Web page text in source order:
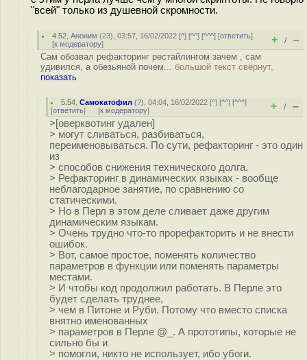
"всей" только из душевной скромности.
4.52 ,Аноним (23), 03:57, 16/02/2022 [^] [^^] [^^^] [ответить]
[к модератору] + / –
Сам обозвал рефакторинг рестайлингом зачем , сам
удивился, а обезьяной почем... большой текст свёрнут,
показать
5.54 ,Самокатофил (?), 04:04, 16/02/2022 [^] [^^] [^^^]
[ответить] [к модератору] + / –
>[оверквотинг удален]
> могут сливаться, разбиваться,
переименовываться. По сути, рефакторинг - это один
из
> способов снижения технического долга.
> Рефакторинг в динамических языках - вообще
неблагодарное занятие, по сравнению со
статическими.
> Но в Перл в этом деле сливает даже другим
динамическим языкам.
> Очень трудно что-то прорефакторить и не внести
ошибок.
> Вот, самое простое, поменять количество
параметров в функции или поменять параметры
местами.
> И чтобы код продолжил работать. В Перле это
будет сделать труднее,
> чем в Питоне и Руби. Потому что вместо списка
внятно именованных
> параметров в Перле @_. А прототипы, которые не
сильно бы и
> помогли, никто не использует, ибо убоги.